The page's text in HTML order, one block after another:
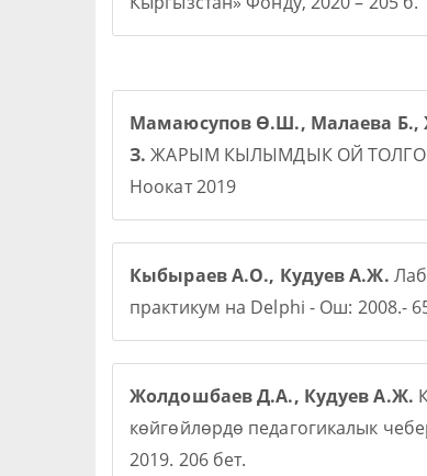
Мамаюсупов Ө.Ш., Малаева Б.,
З. ЖАРЫМ КЫЛЫМДЫК ОЙ
Ноокат 2019
Кыбыраев А.О., Кудуев А.Ж.
практикум на Delphi - Ош: 2008.-
Жолдошбаев Д.А., Кудуев А.Ж.
көйгөйлөрдө педагогикалык
2019. 206 бет.